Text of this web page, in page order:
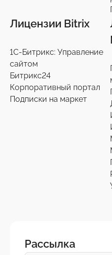
Лицензии Bitrix
1С-Битрикс: Управление
сайтом
Битрикс24
Корпоративный портал
Подписки на маркет
Рассылка